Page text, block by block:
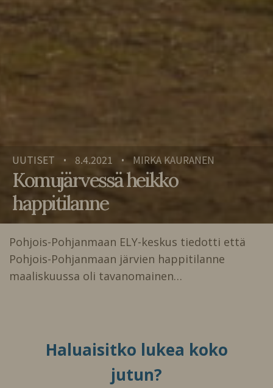
UUTISET • 8.4.2021 • MIRKA KAURANEN
Komujärvessä heikko
happitilanne
Pohjois-Pohjanmaan ELY-keskus tiedotti että
Pohjois-Pohjanmaan järvien happitilanne
maaliskuussa oli tavanomainen…
Haluaisitko lukea koko
jutun?